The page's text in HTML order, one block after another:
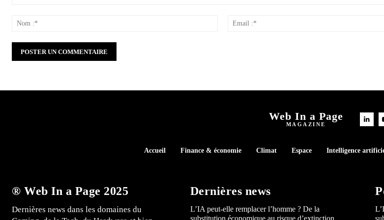
Web In a Page
MAGAZINE
Accueil Finance & économie Climat Espace Intelligence
® Web In a Page 2025
Dernières news dans les domaines du
Dernières news
L’IA peut-elle remplacer l’homme ? De la
substitution économique au risque d’extinction